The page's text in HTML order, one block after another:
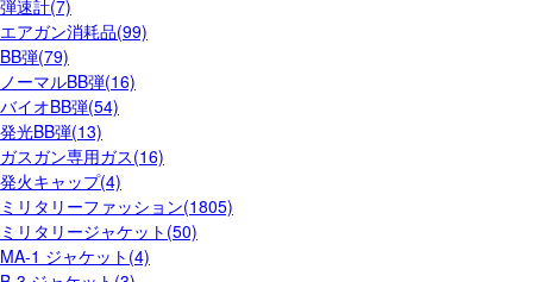
弾速計(7)
エアガン消耗品(99)
BB弾(79)
ノーマルBB弾(16)
バイオBB弾(54)
発光BB弾(13)
ガスガン専用ガス(16)
発火キャップ(4)
ミリタリーファッション(1805)
ミリタリージャケット(50)
MA-1 ジャケット(4)